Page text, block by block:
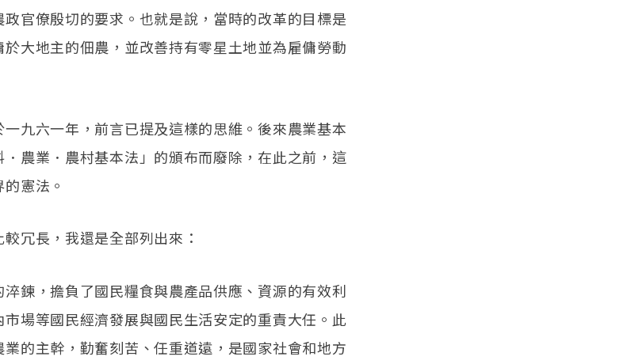
官僚殷切的要求。也就是說，當時的改革的目標是
大地主的佃農，並改善持有零星土地並為雇傭勞動
九六一年，前言已提及這樣的思維。後來農業基本
農業．農村基本法」的頒布而廢除，在此之前，這
憲法。
冗長，我還是全部列出來：
淬鍊，擔負了國民糧食與農產品供應、資源的有效利
場等國民經濟發展與國民生活安定的重責大任。此
的主幹，勤奮刻苦、任重道遠，是國家社會和地方